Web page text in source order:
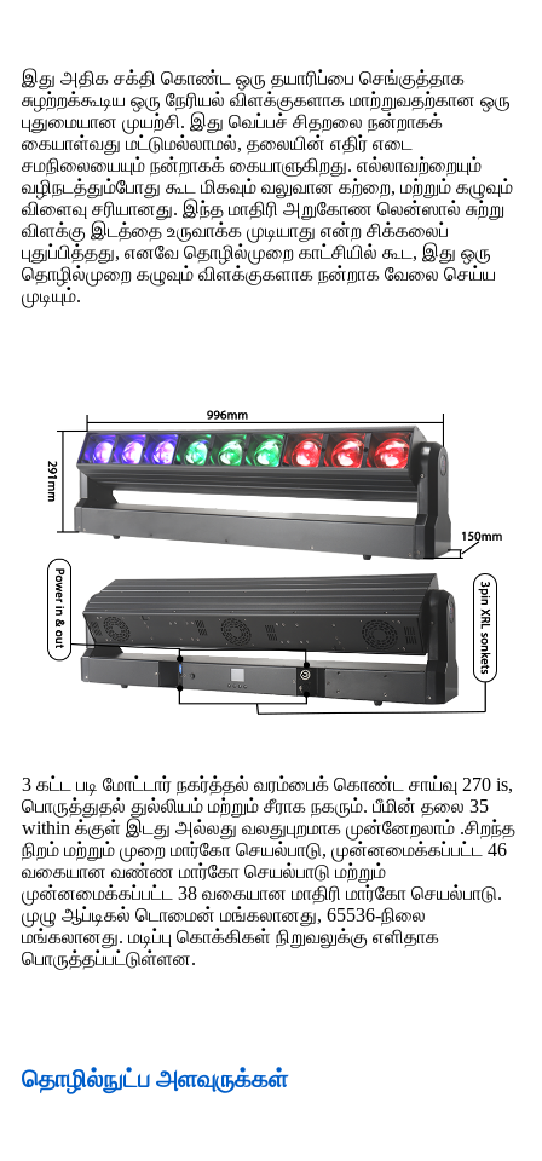
இது அதிக சக்தி கொண்ட ஒரு தயாரிப்பை செங்குத்தாக
சுழற்றக்கூடிய ஒரு நேரியல் விளக்குகளாக மாற்றுவதற்கான ஒரு
புதுமையான முயற்சி. இது வெப்பச் சிதறலை நன்றாகக்
கையாள்வது மட்டுமல்லாமல், தலையின் எதிர் எடை
சமநிலையையும் நன்றாகக் கையாளுகிறது. எல்லாவற்றையும்
வழிநடத்தும்போது கூட மிகவும் வலுவான கற்றை, மற்றும் கழுவும்
விளைவு சரியானது. இந்த மாதிரி அறுகோண லென்ஸால் சுற்று
விளக்கு இடத்தை உருவாக்க முடியாது என்ற சிக்கலைப்
புதுப்பித்தது, எனவே தொழில்முறை காட்சியில் கூட, இது ஒரு
தொழில்முறை கழுவும் விளக்குகளாக நன்றாக வேலை செய்ய
முடியும்.
3 கட்ட படி மோட்டார் நகர்த்தல் வரம்பைக் கொண்ட சாய்வு 270 is,
பொருத்துதல் துல்லியம் மற்றும் சீராக நகரும். பீமின் தலை 35
within க்குள் இடது அல்லது வலதுபுறமாக முன்னேறலாம் .சிறந்த
நிறம் மற்றும் முறை மார்கோ செயல்பாடு, முன்னமைக்கப்பட்ட 46
வகையான வண்ண மார்கோ செயல்பாடு மற்றும்
முன்னமைக்கப்பட்ட 38 வகையான மாதிரி மார்கோ செயல்பாடு.
முழு ஆப்டிகல் டொமைன் மங்கலானது, 65536-நிலை
மங்கலானது. மடிப்பு கொக்கிகள் நிறுவலுக்கு எளிதாக
பொருத்தப்பட்டுள்ளன.
தொழில்நுட்ப அளவுருக்கள்